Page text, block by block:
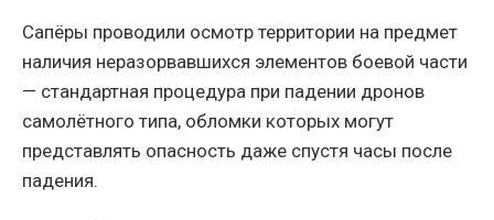
Сапёры проводили осмотр территории на предмет
наличия неразорвавшихся элементов боевой части
— стандартная процедура при падении дронов
самолётного типа, обломки которых могут
представлять опасность даже спустя часы после
падения.